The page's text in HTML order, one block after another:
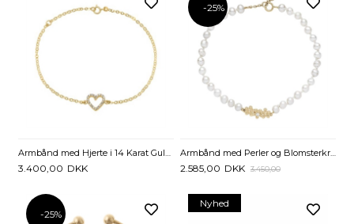
3.400,00 DKK
-25%
2.585,00 DKK 3.450,00
-25%
Nyhed